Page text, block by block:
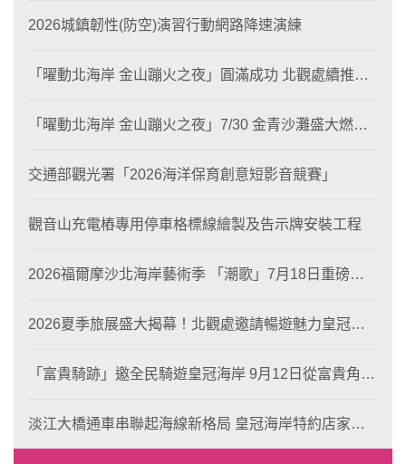
2026城鎮韌性(防空)演習行動網路降速演練
「曜動北海岸 金山蹦火之夜」圓滿成功 北觀處續推照
「曜動北海岸 金山蹦火之夜」7/30 金青沙灘盛大燃
交通部觀光署「2026海洋保育創意短影音競賽」
觀音山充電樁專用停車格標線繪製及告示牌安裝工程
2026福爾摩沙北海岸藝術季 「潮歌」7月18日重磅登
2026夏季旅展盛大揭幕！北觀處邀請暢遊魅力皇冠海
「富貴騎跡」邀全民騎遊皇冠海岸 9月12日從富貴角出
淡江大橋通車串聯起海線新格局 皇冠海岸特約店家、
風格形塑即日起開放報名